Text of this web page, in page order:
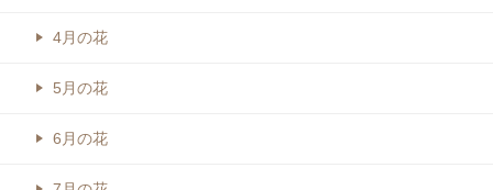
4月の花
5月の花
6月の花